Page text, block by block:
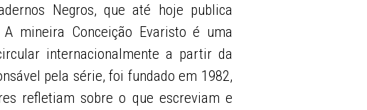
Negros, que até hoje publica
mineira Conceição Evaristo é uma
internacionalmente a partir da
pela série, foi fundado em 1982,
refletiam sobre o que escreviam e